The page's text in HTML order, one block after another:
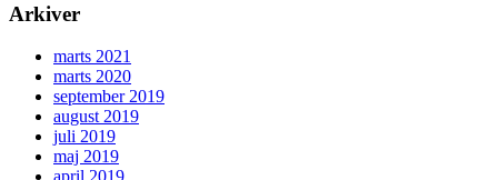
Arkiver
marts 2021
marts 2020
september 2019
august 2019
juli 2019
maj 2019